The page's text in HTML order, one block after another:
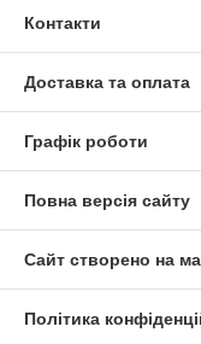
Контакти
Доставка та оплата
Графік роботи
Повна версія сайту
Сайт створено на
Політика